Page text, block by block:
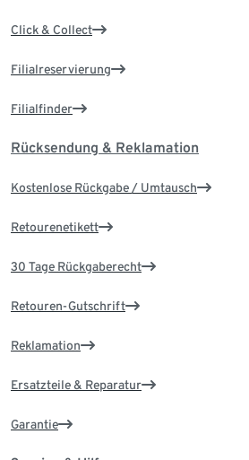
Click & Collect
Filialreservierung
Filialfinder
Rücksendung & Reklamation
Kostenlose Rückgabe / Umtausch
Retourenetikett
30 Tage Rückgaberecht
Retouren-Gutschrift
Reklamation
Ersatzteile & Reparatur
Garantie